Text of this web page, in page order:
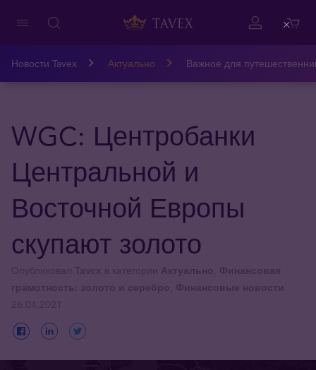
Новости Tavex Актуально Важное для
WGC: Центробанки
Центральной и
Восточной Европы
скупают золото
Close